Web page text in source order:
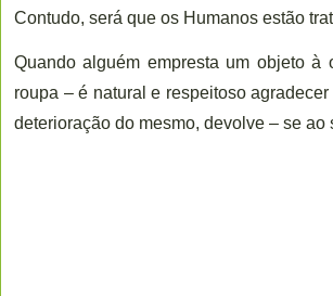
Contudo, será que os Humanos estão
Quando alguém empresta um objeto
roupa – é natural e respeitoso
deterioração do mesmo, devolve – se